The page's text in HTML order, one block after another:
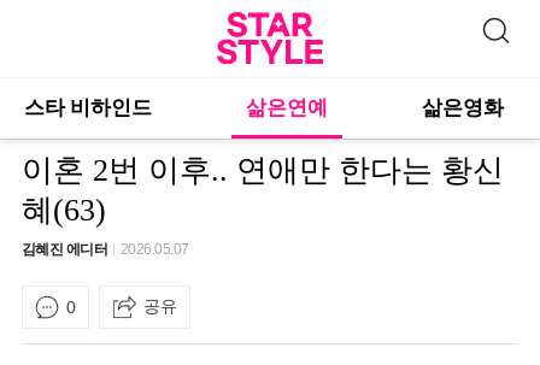
스타 비하인드 삶은연예 삶은영화
이혼 2번 이후.. 연애만 한다는 황신
혜(63)
김혜진 에디터 2026.05.07
0 공유